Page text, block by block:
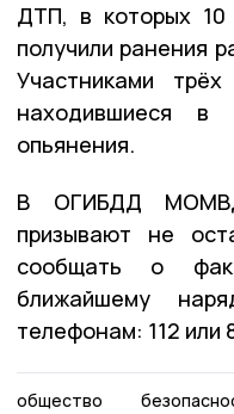
ДТП, в которых 10
получили ранения
Участниками
находившиеся в
опьянения.
В ОГИБДД МОМВД
призывают не
сообщать о
ближайшему
телефонам: 112 или
общество